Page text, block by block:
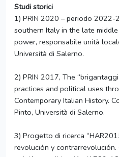
Studi storici
1) PRIN 2020 – periodo
southern Italy in the late
power, responsabile unità
Università di Salerno.
2) PRIN 2017, The
practices and political uses
Contemporary Italian History.
Pinto, Università di Salerno.
3) Progetto di ricerca
revolución y contrarrevolución.